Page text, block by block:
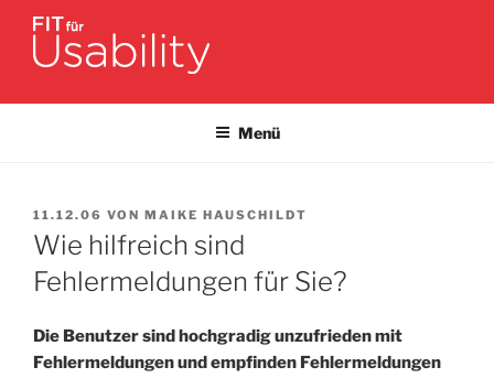
Zum
Inhalt
springen
FIT FÜR USABILITY
Menü
VERÖFFENTLICHT
AM
11.12.06 VON MAIKE HAUSCHILDT
Wie hilfreich sind
Fehlermeldungen für Sie?
Die Benutzer sind hochgradig unzufrieden mit
Fehlermeldungen und empfinden Fehlermeldungen